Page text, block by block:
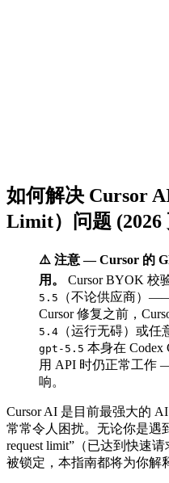
如何解决 Cursor
Limit）问题 (2026
⚠️ 注意 — Cursor 的
用。
Cursor BYOK 校
5.5
（不论供应商）
Cursor 修复之前，
5.4 （运行无碍）或任
gpt-5.5 本身在 Codex
用 API 时仍正常工作
响。
Cursor AI 是目前最强大的
常常令人困扰。无论你是遇
request limit”（已达到快速
被锁定，本指南都将为你解